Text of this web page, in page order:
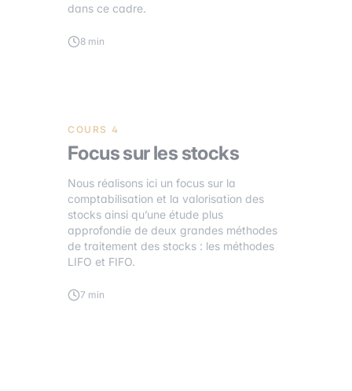
dans ce cadre.
8 min
COURS 4
Focus sur les stocks
Nous réalisons ici un focus sur la
comptabilisation et la valorisation des
stocks ainsi qu’une étude plus
approfondie de deux grandes méthodes
de traitement des stocks : les méthodes
LIFO et FIFO.
7 min